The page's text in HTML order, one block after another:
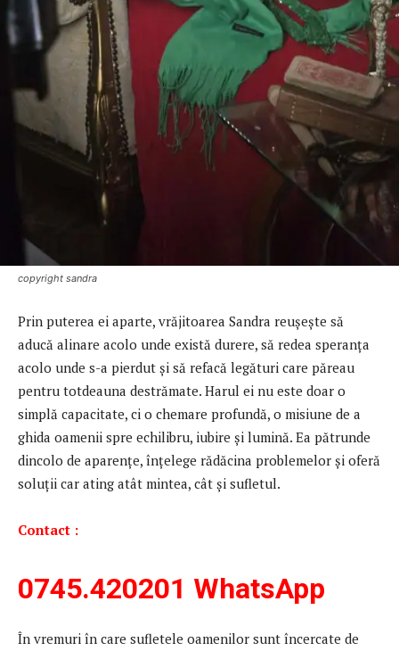
copyright sandra
Prin puterea ei aparte, vrăjitoarea Sandra reușește să
aducă alinare acolo unde există durere, să redea speranța
acolo unde s-a pierdut și să refacă legături care păreau
pentru totdeauna destrămate. Harul ei nu este doar o
simplă capacitate, ci o chemare profundă, o misiune de a
ghida oamenii spre echilibru, iubire și lumină. Ea pătrunde
dincolo de aparențe, înțelege rădăcina problemelor și oferă
soluții car ating atât mintea, cât și sufletul.
Contact :
0745.420201 WhatsApp
În vremuri în care sufletele oamenilor sunt încercate de